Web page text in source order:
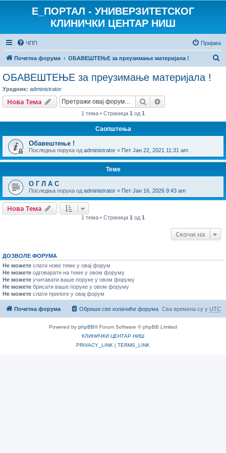
E_ПОРТАЛ - УНИВЕРЗИТЕТСКОГ
КЛИНИЧКИ ЦЕНТАР НИШ
ЧПП Пријава
Почетна форума ОБАВЕШТЕЊЕ за преузимање материјала !
ОБАВЕШТЕЊЕ за преузимање материјала !
Уредник: administrator
Нова Тема Претрага
1 тема • Страница 1 од 1
Саопштења
Обавештење !
Последња порука од administrator « Пет Јан 22, 2021 11:31 am
Теме
О Г Л А С
Последња порука од administrator « Пет Јан 16, 2026 9:43 am
Нова Тема
1 тема • Страница 1 од 1
Скочи на
ДОЗВОЛЕ ФОРУМА
Не можете слати нове теме у овај форум
Не можете одговарати на теме у овом форуму
Не можете учитавати ваше поруке у овом форуму
Не можете брисати ваше поруке у овом форуму
Не можете слати прилоге у овај форум
Почетна форума Сва времена су у UTC
Обриши све колачиће форума
Powered by phpBB® Forum Software © phpBB Limited
КЛИНИЧКИ ЦЕНТАР НИШ
PRIVACY_LINK | TERMS_LINK